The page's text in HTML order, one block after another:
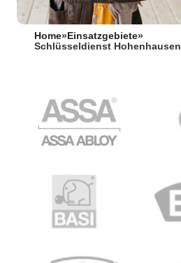
Home» Einsatzgebiete»
Schlüsseldienst Hohenhausen